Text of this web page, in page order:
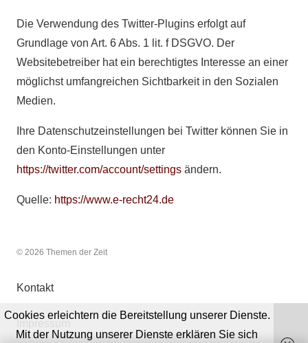
Die Verwendung des Twitter-Plugins erfolgt auf
Grundlage von Art. 6 Abs. 1 lit. f DSGVO. Der
Websitebetreiber hat ein berechtigtes Interesse an einer
möglichst umfangreichen Sichtbarkeit in den Sozialen
Medien.
Ihre Datenschutzeinstellungen bei Twitter können Sie in
den Konto-Einstellungen unter
https://twitter.com/account/settings ändern.
Quelle: https://www.e-recht24.de
© 2026 Themen der Zeit
Kontakt
Cookies erleichtern die Bereitstellung unserer Dienste.
Mit der Nutzung unserer Dienste erklären Sie sich